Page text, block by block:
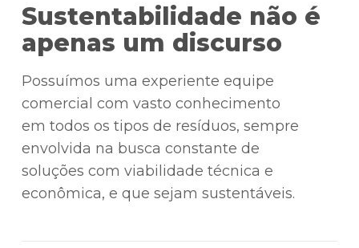
Sustentabilidade não é
apenas um discurso
Possuímos uma experiente equipe
comercial com vasto conhecimento
em todos os tipos de resíduos, sempre
envolvida na busca constante de
soluções com viabilidade técnica e
econômica, e que sejam sustentáveis.